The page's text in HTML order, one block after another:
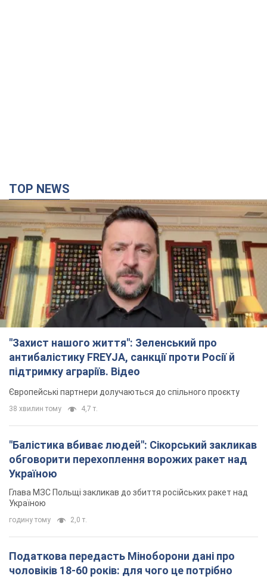
"Захист нашого життя": Зеленський про
антибалістику FREYJA, санкції проти Росії й
підтримку аграріїв. Відео
Європейські партнери долучаються до спільного проєкту
38 хвилин тому 4,7 т.
"Балістика вбиває людей": Сікорський закликав
обговорити перехоплення ворожих ракет над
Україною
Глава МЗС Польщі закликав до збиття російських ракет над
Україною
2,0 т.
Податкова передасть Міноборони дані про
чоловіків 18-60 років: для чого це потрібно
2 години тому 9,0 т.